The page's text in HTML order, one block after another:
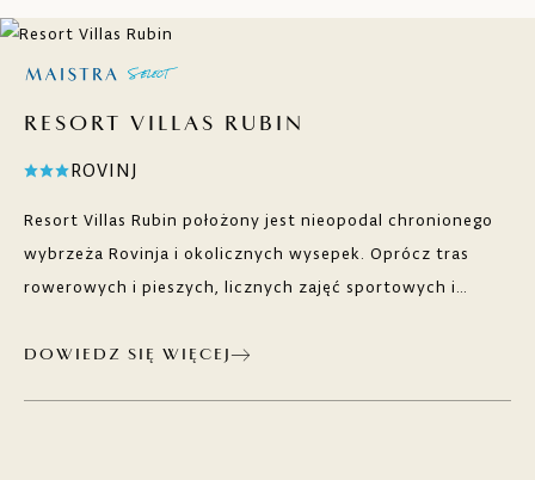
RESORT VILLAS RUBIN
ROVINJ
Resort Villas Rubin położony jest nieopodal chronionego
wybrzeża Rovinja i okolicznych wysepek. Oprócz tras
rowerowych i pieszych, licznych zajęć sportowych i
się tu też wiele naturalnych plaż żwirowych i
DOWIEDZ SIĘ WIĘCEJ